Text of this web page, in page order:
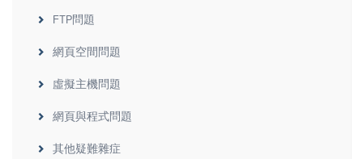
FTP問題
網頁空間問題
虛擬主機問題
網頁與程式問題
其他疑難雜症